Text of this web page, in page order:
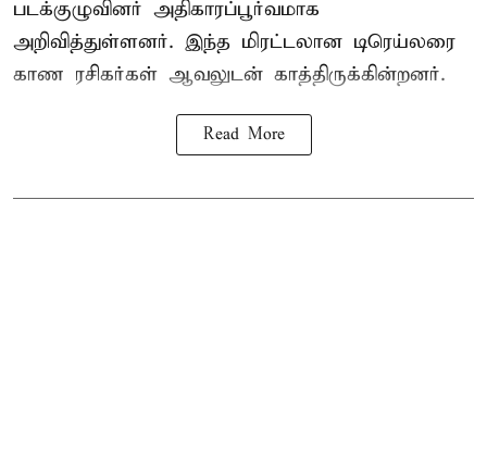
படக்குழுவினர் அதிகாரப்பூர்வமாக
அறிவித்துள்ளனர். இந்த மிரட்டலான டிரெய்லரை
காண ரசிகர்கள் ஆவலுடன் காத்திருக்கின்றனர்.
Read More